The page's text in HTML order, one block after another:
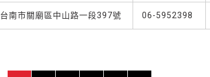
台南市關廟區中山路一段397號 06-5952398